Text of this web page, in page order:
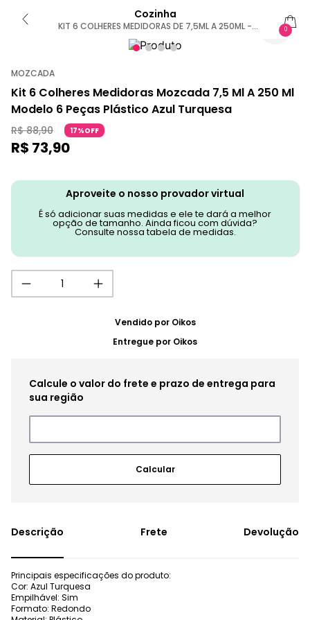
Cozinha
KIT 6 COLHERES MEDIDORAS DE 7,5ML A 250ML -
MOZCADA U / AZUL
0
MOZCADA
Kit 6 Colheres Medidoras Mozcada 7,5 Ml A 250 Ml
Modelo 6 Peças Plástico Azul Turquesa
R$ 88,90 17%OFF
R$ 73,90
Aproveite o nosso provador virtual
É só adicionar suas medidas e ele te dará a melhor
opção de tamanho. Ainda ficou com dúvida?
Consulte nossa tabela de medidas.
Vendido por Oikos
Entregue por Oikos
Frete Devolução
Principais especificações do produto:
Cor: Azul Turquesa
Empilhável: Sim
Formato: Redondo